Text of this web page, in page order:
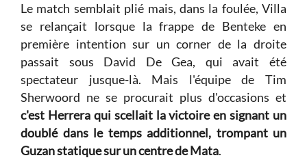
Le match semblait plié mais, dans la foulée, Villa
se relançait lorsque la frappe de Benteke en
première intention sur un corner de la droite
passait sous David De Gea, qui avait été
spectateur jusque-là. Mais l'équipe de Tim
Sherwoord ne se procurait plus d'occasions et
c'est Herrera qui scellait la victoire en signant un
doublé dans le temps additionnel, trompant un
Guzan statique sur un centre de Mata.